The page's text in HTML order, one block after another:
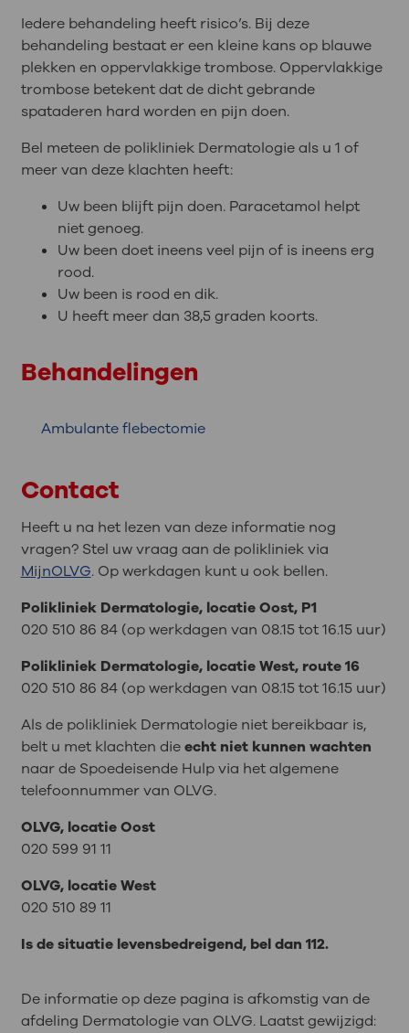
Iedere behandeling heeft risico’s. Bij deze
behandeling bestaat er een kleine kans op blauwe
plekken en oppervlakkige trombose. Oppervlakkige
trombose betekent dat de dicht gebrande
spataderen hard worden en pijn doen.
Bel meteen de polikliniek Dermatologie als u 1 of
meer van deze klachten heeft:
Uw been blijft pijn doen. Paracetamol helpt
niet genoeg.
Uw been doet ineens veel pijn of is ineens erg
rood.
Uw been is rood en dik.
U heeft meer dan 38,5 graden koorts.
Behandelingen
Ambulante flebectomie
Contact
Heeft u na het lezen van deze informatie nog
vragen? Stel uw vraag aan de polikliniek via
MijnOLVG. Op werkdagen kunt u ook bellen.
Polikliniek Dermatologie, locatie Oost, P1
020 510 86 84 (op werkdagen van 08.15 tot 16.15 uur)
Polikliniek Dermatologie, locatie West, route 16
020 510 86 84 (op werkdagen van 08.15 tot 16.15 uur)
Als de polikliniek Dermatologie niet bereikbaar is,
belt u met klachten dieecht niet kunnen wachten
naar de Spoedeisende Hulp via het algemene
telefoonnummer van OLVG.
OLVG, locatie Oost
020 599 91 11
OLVG, locatie West
020 510 89 11
Is de situatie levensbedreigend, bel dan 112.
De informatie op deze pagina is afkomstig van de
afdeling Dermatologie van OLVG. Laatst gewijzigd: